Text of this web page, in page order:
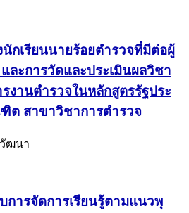
กเรียนนายร้อยตำรวจที่มีต่อผู้
ละการวัดและประเมินผลวิชา
งานตำรวจในหลักสูตรรัฐประ
ต สาขาวิชาการตำรวจ
ฒนา
ารจัดการเรียนรู้ตามแนวพุ